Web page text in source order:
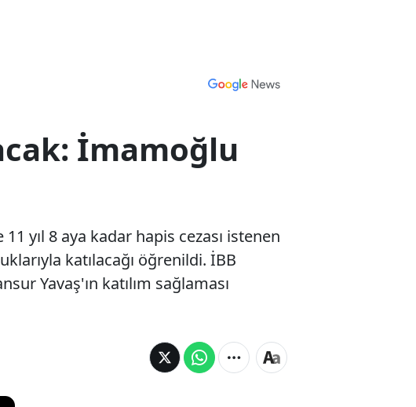
İmamoğlu
yıl 8 aya kadar hapis cezası istenen
katılacağı öğrenildi. İBB
Yavaş'ın katılım sağlaması